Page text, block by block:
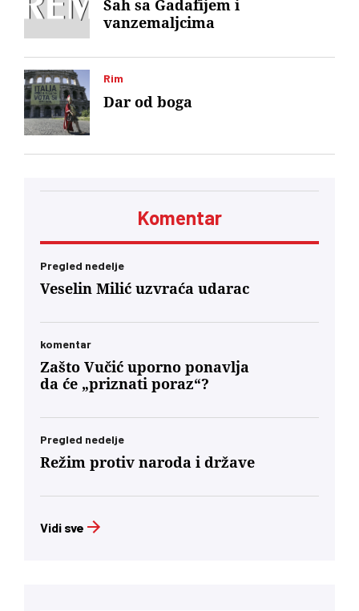
Šah sa Gadafijem i
vanzemaljcima
Rim
Dar od boga
Komentar
Pregled nedelje
Veselin Milić uzvraća udarac
komentar
Zašto Vučić uporno ponavlja
da će „priznati poraz“?
Pregled nedelje
Režim protiv naroda i države
Vidi sve